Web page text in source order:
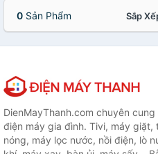
0 Sản Phẩm Sắp
DienMayThanh.com chuyên
điện máy gia đình. Tivi, máy
nóng, máy lọc nước, nồi điện, lò